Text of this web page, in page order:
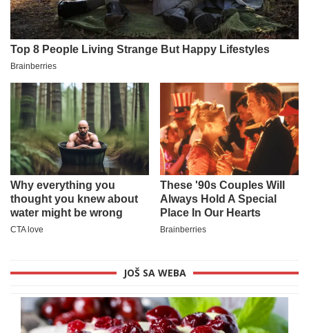
JOŠ SA WEBA